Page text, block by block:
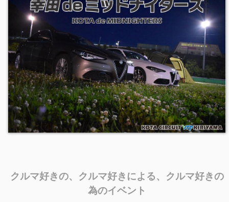
クルマ好きの、クルマ好きによる、クルマ好きの
為のイベント